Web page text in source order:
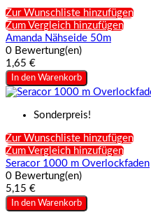
Zur Wunschliste hinzufügen
Zum Vergleich hinzufügen
Amanda Nähseide 50m
0 Bewertung(en)
1,65 €
In den Warenkorb
Sonderpreis!
Zur Wunschliste hinzufügen
Zum Vergleich hinzufügen
Seracor 1000 m Overlockfaden
0 Bewertung(en)
5,15 €
In den Warenkorb